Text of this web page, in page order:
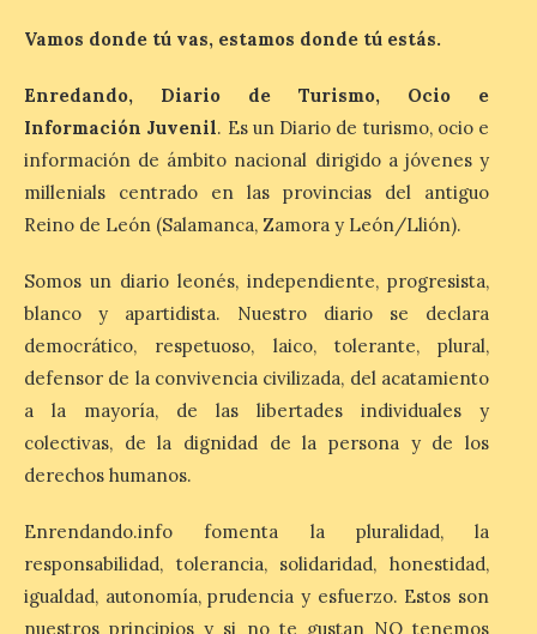
7 Ago 2026
León es la provincia más
pero también una de las
más agotadas: solo un 4%
de alojamientos libres.
Zamora, Palencia y Álava son las
esas […]
El eclipse genera un boom
de reservas hoteleras y
precios desorbitados,
según SiteMinder
Asturias lidera el impacto
del fenómeno, con el
mayor aumento en
reservas, precios y
Vamos donde tú vas, estamos donde tú estás.
Enredando, Diario de Turismo, Ocio e
Información Juvenil. Es un Diario de turismo, ocio e
información de ámbito nacional dirigido a jóvenes y
millenials centrado en las provincias del antiguo
Reino de León (Salamanca, Zamora y León/Llión).
Somos un diario leonés, independiente, progresista,
blanco y apartidista. Nuestro diario se declara
democrático, respetuoso, laico, tolerante, plural,
defensor de la convivencia civilizada, del acatamiento
a la mayoría, de las libertades individuales y
colectivas, de la dignidad de la persona y de los
derechos humanos.
Enrendando.info fomenta la pluralidad, la
responsabilidad, tolerancia, solidaridad, honestidad,
igualdad, autonomía, prudencia y esfuerzo. Estos son
nuestros principios y si no te gustan NO tenemos